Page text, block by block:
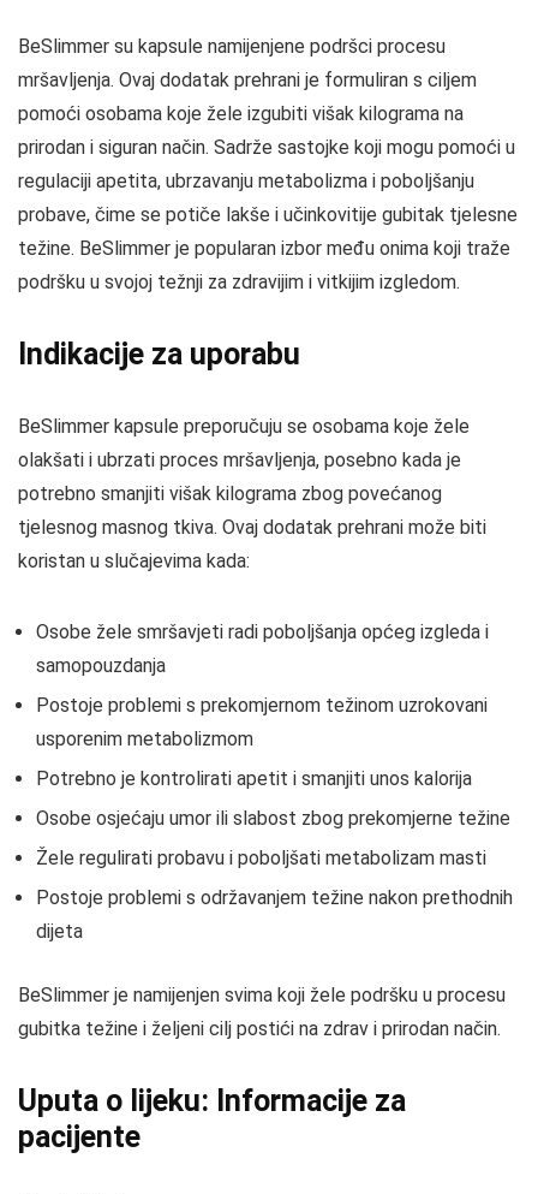
BeSlimmer su kapsule namijenjene podršci procesu
mršavljenja. Ovaj dodatak prehrani je formuliran s ciljem
pomoći osobama koje žele izgubiti višak kilograma na
prirodan i siguran način. Sadrže sastojke koji mogu pomoći u
regulaciji apetita, ubrzavanju metabolizma i poboljšanju
probave, čime se potiče lakše i učinkovitije gubitak tjelesne
težine. BeSlimmer je popularan izbor među onima koji traže
podršku u svojoj težnji za zdravijim i vitkijim izgledom.
Indikacije za uporabu
BeSlimmer kapsule preporučuju se osobama koje žele
olakšati i ubrzati proces mršavljenja, posebno kada je
potrebno smanjiti višak kilograma zbog povećanog
tjelesnog masnog tkiva. Ovaj dodatak prehrani može biti
koristan u slučajevima kada:
Osobe žele smršavjeti radi poboljšanja općeg izgleda i
samopouzdanja
Postoje problemi s prekomjernom težinom uzrokovani
usporenim metabolizmom
Potrebno je kontrolirati apetit i smanjiti unos kalorija
Osobe osjećaju umor ili slabost zbog prekomjerne težine
Žele regulirati probavu i poboljšati metabolizam masti
Postoje problemi s održavanjem težine nakon prethodnih
dijeta
BeSlimmer je namijenjen svima koji žele podršku u procesu
gubitka težine i željeni cilj postići na zdrav i prirodan način.
Uputa o lijeku: Informacije za
pacijente